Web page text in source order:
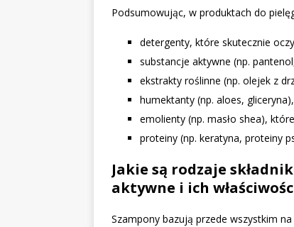
Podsumowując, w produktach do
detergenty, które skutecznie
substancje aktywne (np.
ekstrakty roślinne (np. olejek z
humektanty (np. aloes,
emolienty (np. masło shea),
proteiny (np. keratyna, proteiny
Jakie są rodzaje
aktywne i ich
Szampony bazują przede wszystkim